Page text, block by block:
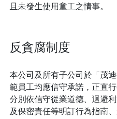
且未發生使用童工之情事。
反貪腐制度
本公司及所有子公司於「茂
範員工均應信守承諾，正直
分別依信守從業道德、迴避
及保密責任等明訂行為指南